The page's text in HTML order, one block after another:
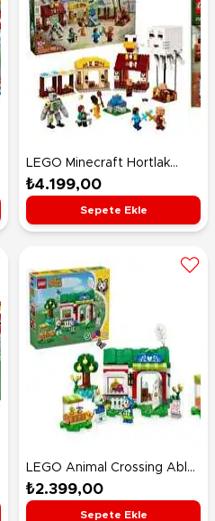
LEGO Minecraft Hortlak
Balon Köy Saldırısı 21273
₺4.199,00
Sepete Ekle
LEGO Animal Crossing Able
Sisters Giyim Mağazası
77055
₺2.399,00
Sepete Ekle